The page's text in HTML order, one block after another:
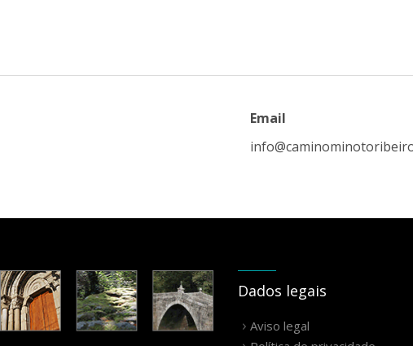
Email
Dados legais
Aviso legal